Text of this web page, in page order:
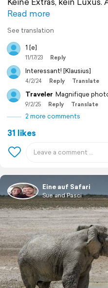
Read more
See translation
1 [e]
11/17/23 Reply
Interessant! [Klausius]
4/2/24 Reply Translate
Traveler Magnifique
9/2/25 Reply Translate
2 more comments
31 likes
Eine auf Safari
Sue and Pasci